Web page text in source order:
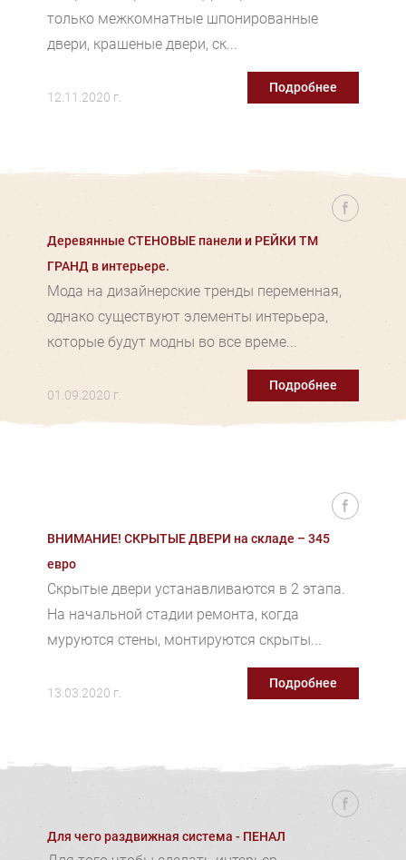
только межкомнатные шпонированные
двери, крашеные двери, ск...
12.11.2020 г.
Подробнее
Деревянные СТЕНОВЫЕ панели и РЕЙКИ ТМ
ГРАНД в интерьере.
Мода на дизайнерские тренды переменная,
однако существуют элементы интерьера,
которые будут модны во все време...
01.09.2020 г.
Подробнее
ВНИМАНИЕ! СКРЫТЫЕ ДВЕРИ на складе – 345
евро
Скрытые двери устанавливаются в 2 этапа.
На начальной стадии ремонта, когда
муруются стены, монтируются скрыты...
13.03.2020 г.
Подробнее
Для чего раздвижная система - ПЕНАЛ